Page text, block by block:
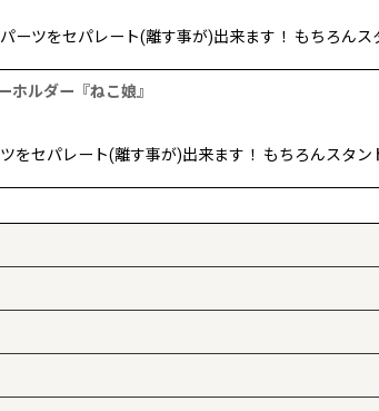
ーツをセパレート(離す事が)出来ます！ もちろん
ホルダー『ねこ娘』
をセパレート(離す事が)出来ます！ もちろんスタ